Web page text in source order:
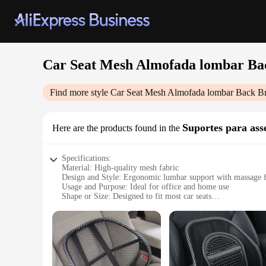
Car Seat Mesh Almofada lombar
Find more style Car Seat Mesh Almofada lombar Back
Here are the products found in the Suportes para
Specifications:
Material: High-quality mesh fabric
Design and Style: Ergonomic lumbar support with massage
Usage and Purpose: Ideal for office and home use
Shape or Size: Designed to fit most car seats
Parts and Accessories: Comes with adjustable straps for
Features:
|Car Seat Mesh Almofada Lombar Back Brace Massagem
**Enhanced Comfort and Support**